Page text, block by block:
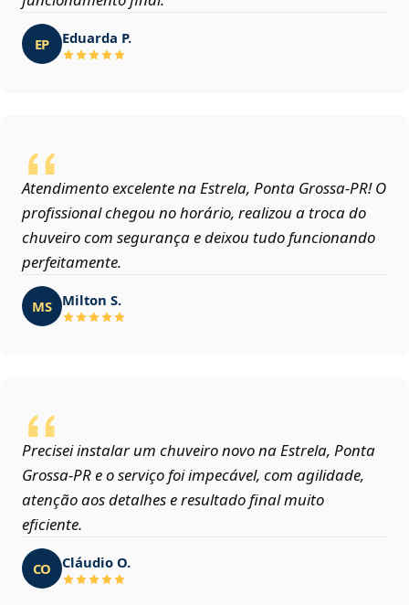
EP Eduarda P.
Atendimento excelente na Estrela, Ponta Grossa‑PR! O
profissional chegou no horário, realizou a troca do
chuveiro com segurança e deixou tudo funcionando
perfeitamente.
MS Milton S.
Precisei instalar um chuveiro novo na Estrela, Ponta
Grossa‑PR e o serviço foi impecável, com agilidade,
atenção aos detalhes e resultado final muito
eficiente.
CO Cláudio O.